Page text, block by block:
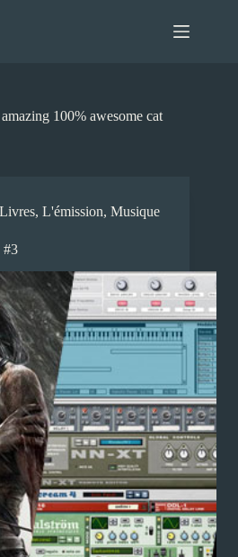
100% awesome cat
, L'émission, Musique
#3